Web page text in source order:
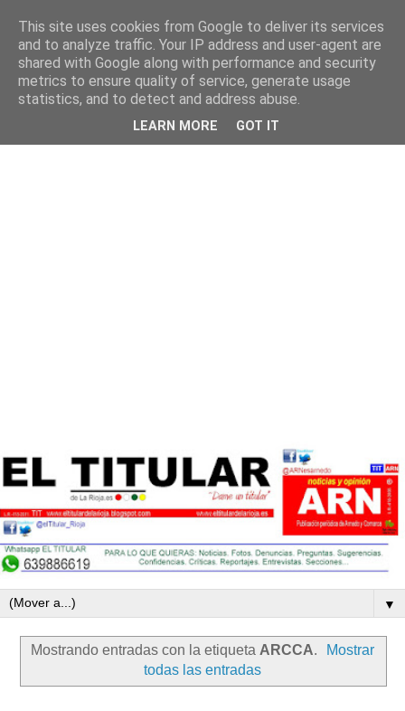
▼
Mostrando entradas con la etiqueta ARCCA.
Mostrar
todas las entradas
This site uses cookies from Google to deliver its services
and to analyze traffic. Your IP address and user-agent are
shared with Google along with performance and security
metrics to ensure quality of service, generate usage
statistics, and to detect and address abuse.
LEARN MORE GOT IT